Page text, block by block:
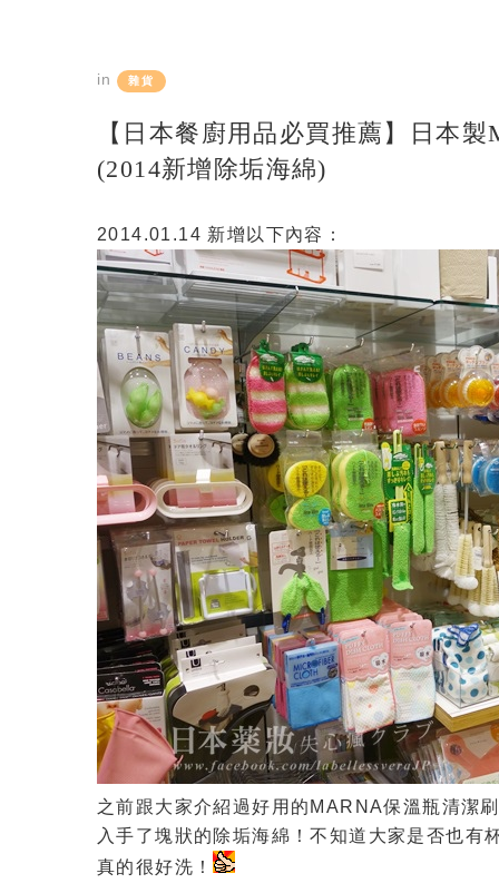
in 雜貨
【日本餐廚用品必買推薦】日本
(2014新增除垢海綿)
2014.01.14 新增以下內容：
之前跟大家介紹過好用的MARNA保溫瓶清潔
入手了塊狀的除垢海綿！不知道大家是否也有
真的很好洗！